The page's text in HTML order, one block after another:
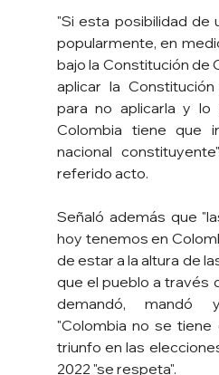
"Si esta posibilidad de
popularmente, en
bajo la Constitución de
aplicar la
para no aplicarla y lo
Colombia tiene que
nacional
referido acto.
Señaló además que
hoy tenemos en
de estar a la altura de
que el pueblo a través
demandó, mandó
"Colombia no se tiene
triunfo en las
2022 "se respeta".